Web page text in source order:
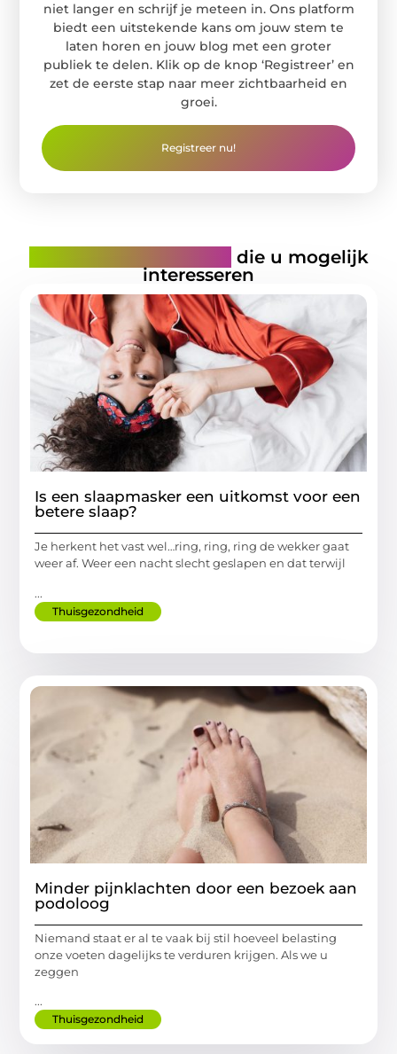
niet langer en schrijf je meteen in. Ons platform
biedt een uitstekende kans om jouw stem te
laten horen en jouw blog met een groter
publiek te delen. Klik op de knop ‘Registreer’ en
zet de eerste stap naar meer zichtbaarheid en
groei.
Registreer nu!
die u mogelijk
interesseren
Is een slaapmasker een uitkomst voor een
betere slaap?
Je herkent het vast wel…ring, ring, ring de wekker gaat
weer af. Weer een nacht slecht geslapen en dat terwijl
...
Thuisgezondheid
Minder pijnklachten door een bezoek aan
podoloog
Niemand staat er al te vaak bij stil hoeveel belasting
onze voeten dagelijks te verduren krijgen. Als we u
zeggen
...
Thuisgezondheid